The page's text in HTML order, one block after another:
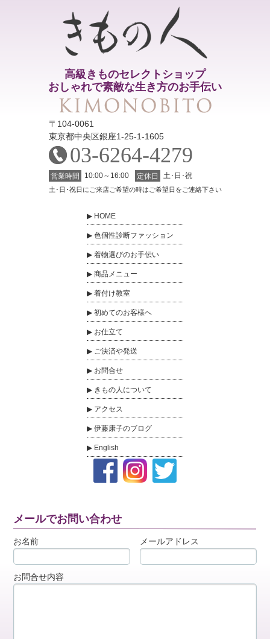
高級きものセレクトショップ
おしゃれで素敵な生き方のお手伝い
〒104-0061
東京都中央区銀座1-25-1-1605
03-6264-4279
営業時間 10:00～16:00 定休日 土･日･祝
土･日･祝日にご来店ご希望の時はご希望日をご連絡下さい
HOME
色個性診断ファッション
着物選びのお手伝い
商品メニュー
着付け教室
初めてのお客様へ
お仕立て
ご決済や発送
お問合せ
きもの人について
アクセス
伊藤康子のブログ
English
メールでお問い合わせ
お名前 メールアドレス
お問合せ内容